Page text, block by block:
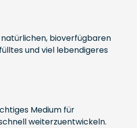
bioverfügbaren
und viel lebendigeres
Medium für
weiterzuentwickeln.